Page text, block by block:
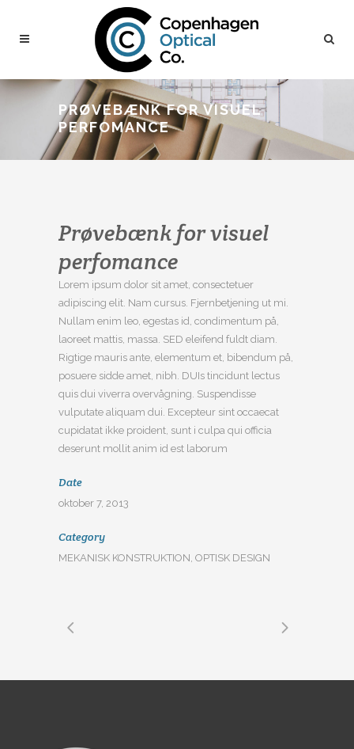
PRØVEBÆNK FOR VISUEL
PERFOMANCE
Prøvebænk for visuel
perfomance
Lorem ipsum dolor sit amet, consectetuer
adipiscing elit. Nam cursus. Fjernbetjening ut mi.
Nullam enim leo, egestas id, condimentum på,
laoreet mattis, massa. SED eleifend fuldt diam.
Rigtige mauris ante, elementum et, bibendum på,
posuere sidde amet, nibh. DUIs tincidunt lectus
quis dui viverra overvågning. Suspendisse
vulputate aliquam dui. Excepteur sint occaecat
cupidatat ikke proident, sunt i culpa qui officia
deserunt mollit anim id est laborum
Date
oktober 7, 2013
Category
MEKANISK KONSTRUKTION, OPTISK DESIGN